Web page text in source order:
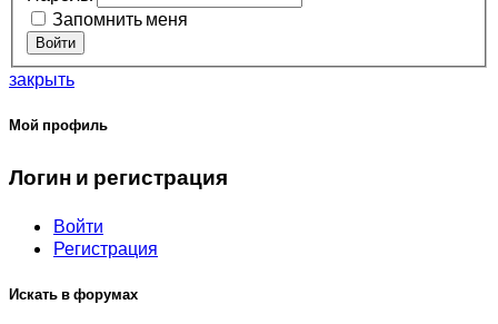
Запомнить меня
Войти
закрыть
Мой профиль
Логин и регистрация
Войти
Регистрация
Искать в форумах